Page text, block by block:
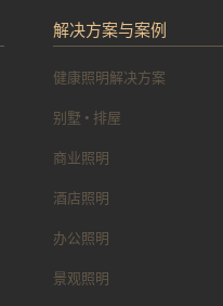
解决方案与案例
健康照明解决方案
别墅 • 排屋
商业照明
酒店照明
办公照明
景观照明